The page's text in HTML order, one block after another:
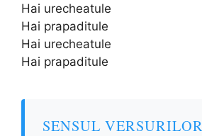
Hai urecheatule
Hai prapaditule
Hai urecheatule
Hai prapaditule
SENSUL VERSURILOR